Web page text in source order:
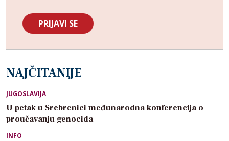
NAJČITANIJE
JUGOSLAVIJA
U petak u Srebrenici međunarodna konferencija o
proučavanju genocida
INFO